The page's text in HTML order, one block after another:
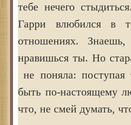
тебе нечего
Гарри влюбился в
отношениях.
нравишься ты. Но
не поняла:
быть по-настоящему
что, не смей думать,